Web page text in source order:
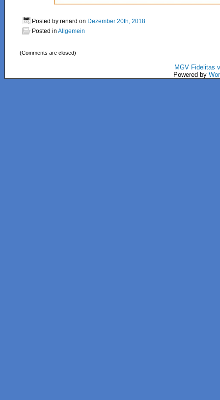
Posted by renard on Dezember 20th, 2018
Posted in Allgemein
(Comments are closed)
MGV Fidelitas
Powered by